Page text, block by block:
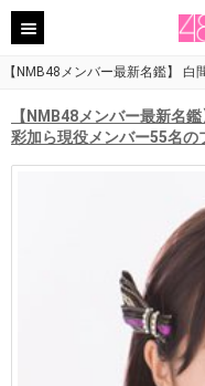
【NMB48メンバー最新名鑑】 白
【NMB48メンバー最新名
彩加ら現役メンバー55名の